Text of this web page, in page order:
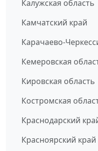
Калужская область
Камчатский край
Карачаево-
Кемеровская
Кировская область
Костромская
Краснодарский
Красноярский край